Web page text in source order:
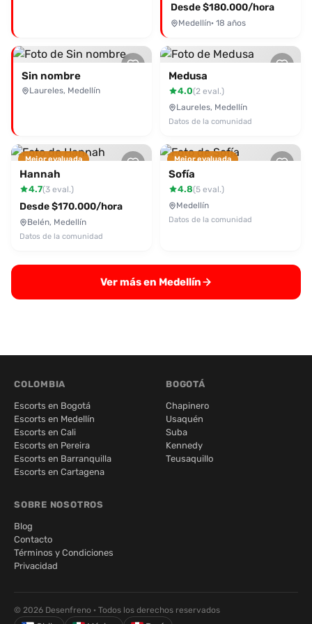
Desde $180.000/hora
Medellín· 18 años
Sin nombre
Laureles, Medellín
Medusa
4.0(2 eval.)
Laureles, Medellín
Datos de la comunidad
Mejor evaluada
Hannah
4.7(3 eval.)
Desde $170.000/hora
Belén, Medellín
Datos de la comunidad
Mejor evaluada
Sofía
4.8(5 eval.)
Medellín
Datos de la comunidad
Ver más en Medellín
COLOMBIA
Escorts en Bogotá
Escorts en Medellín
Escorts en Cali
Escorts en Pereira
Escorts en Barranquilla
Escorts en Cartagena
BOGOTÁ
Chapinero
Usaquén
Suba
Kennedy
Teusaquillo
SOBRE NOSOTROS
Blog
Contacto
Términos y Condiciones
Privacidad
© 2026 Desenfreno · Todos los derechos reservados